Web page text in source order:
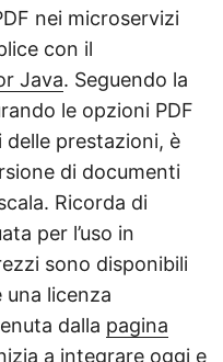
nei microservizi
con il
Java. Seguendo la
le opzioni PDF
prestazioni, è
di documenti
Ricorda di
per l’uso in
sono disponibili
licenza
dalla pagina
a integrare oggi e